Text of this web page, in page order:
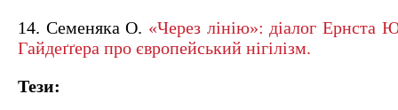
14. Семеняка О. «Через лінію»: діалог Ернста
Гайдеґґера про європейський нігілізм.
Тези: